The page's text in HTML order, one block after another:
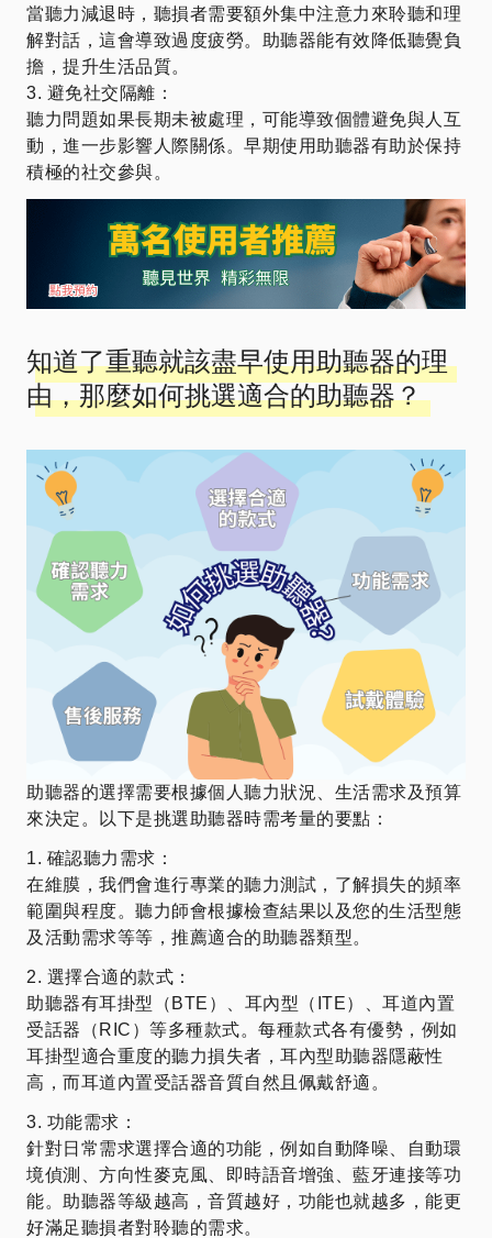
當聽力減退時，聽損者需要額外集中注意力來聆聽和理
解對話，這會導致過度疲勞。助聽器能有效降低聽覺負
擔，提升生活品質。
3. 避免社交隔離：
聽力問題如果長期未被處理，可能導致個體避免與人互
動，進一步影響人際關係。早期使用助聽器有助於保持
積極的社交參與。
知道了重聽就該盡早使用助聽器的理
由，那麼如何挑選適合的助聽器？
助聽器的選擇需要根據個人聽力狀況、生活需求及預算
來決定。以下是挑選助聽器時需考量的要點：
1. 確認聽力需求：
在維膜，我們會進行專業的聽力測試，了解損失的頻率
範圍與程度。聽力師會根據檢查結果以及您的生活型態
及活動需求等等，推薦適合的助聽器類型。
2. 選擇合適的款式：
助聽器有耳掛型（BTE）、耳內型（ITE）、耳道內置
受話器（RIC）等多種款式。每種款式各有優勢，例如
耳掛型適合重度的聽力損失者，耳內型助聽器隱蔽性
高，而耳道內置受話器音質自然且佩戴舒適。
3. 功能需求：
針對日常需求選擇合適的功能，例如自動降噪、自動環
境偵測、方向性麥克風、即時語音增強、藍牙連接等功
能。助聽器等級越高，音質越好，功能也就越多，能更
好滿足聽損者對聆聽的需求。